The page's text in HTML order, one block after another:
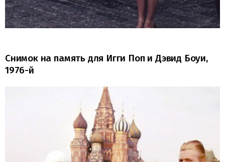
Снимок на память для Игги Поп и Дэвид Боуи,
1976-й